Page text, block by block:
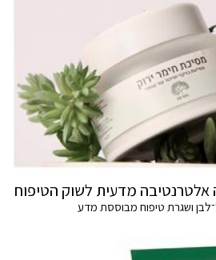
ושגרת טיפוח מבוססת מדע